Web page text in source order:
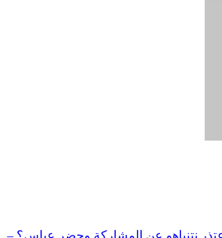
نتنياهو عن المشاركة وحضر عباس؟ –